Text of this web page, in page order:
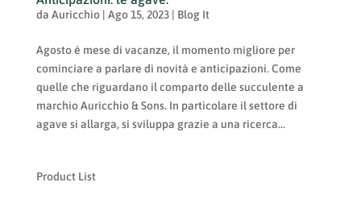
da Auricchio| Ago 15, 2023| Blog It
Agosto è mese di vacanze, il momento migliore per
cominciare a parlare di novità e anticipazioni. Come
quelle che riguardano il comparto delle succulente a
marchio Auricchio & Sons. In particolare il settore di
agave si allarga, si sviluppa grazie a una ricerca...
Product List